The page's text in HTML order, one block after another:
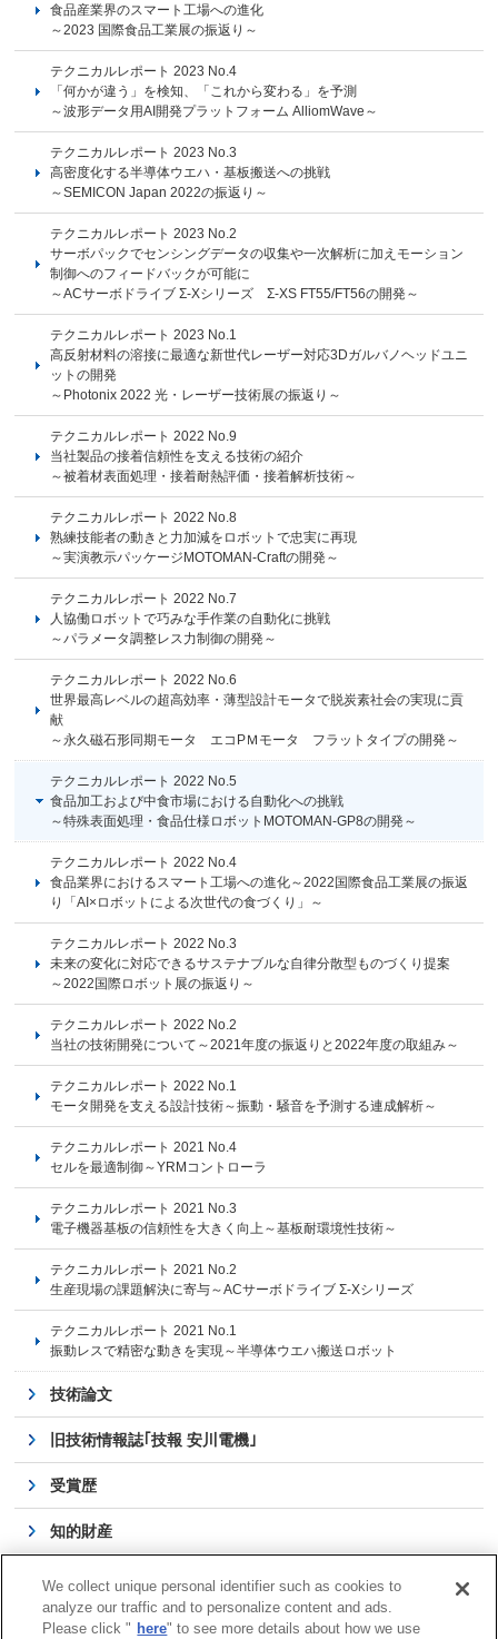
食品産業界のスマート工場への進化
～2023 国際食品工業展の振返り～
テクニカルレポート 2023 No.4
「何かが違う」を検知、「これから変わる」を予測
～波形データ用AI開発プラットフォーム AlliomWave～
テクニカルレポート 2023 No.3
高密度化する半導体ウエハ・基板搬送への挑戦
～SEMICON Japan 2022の振返り～
テクニカルレポート 2023 No.2
サーボパックでセンシングデータの収集や一次解析に加えモーション
制御へのフィードバックが可能に
～ACサーボドライブ Σ-Xシリーズ Σ-XS FT55/FT56の開発～
テクニカルレポート 2023 No.1
高反射材料の溶接に最適な新世代レーザー対応3Dガルバノヘッドユニ
ットの開発
～Photonix 2022 光・レーザー技術展の振返り～
テクニカルレポート 2022 No.9
当社製品の接着信頼性を支える技術の紹介
～被着材表面処理・接着耐熱評価・接着解析技術～
テクニカルレポート 2022 No.8
熟練技能者の動きと力加減をロボットで忠実に再現
～実演教示パッケージMOTOMAN-Craftの開発～
テクニカルレポート 2022 No.7
人協働ロボットで巧みな手作業の自動化に挑戦
～パラメータ調整レス力制御の開発～
テクニカルレポート 2022 No.6
世界最高レベルの超高効率・薄型設計モータで脱炭素社会の実現に貢
献
～永久磁石形同期モータ エコPＭモータ フラットタイプの開発～
テクニカルレポート 2022 No.5
食品加工および中食市場における自動化への挑戦
～特殊表面処理・食品仕様ロボットMOTOMAN-GP8の開発～
テクニカルレポート 2022 No.4
食品業界におけるスマート工場への進化～2022国際食品工業展の振返
り「AI×ロボットによる次世代の食づくり」～
テクニカルレポート 2022 No.3
未来の変化に対応できるサステナブルな自律分散型ものづくり提案
～2022国際ロボット展の振返り～
テクニカルレポート 2022 No.2
当社の技術開発について～2021年度の振返りと2022年度の取組み～
テクニカルレポート 2022 No.1
モータ開発を支える設計技術～振動・騒音を予測する連成解析～
テクニカルレポート 2021 No.4
セルを最適制御～YRMコントローラ
テクニカルレポート 2021 No.3
電子機器基板の信頼性を大きく向上～基板耐環境性技術～
テクニカルレポート 2021 No.2
生産現場の課題解決に寄与～ACサーボドライブ Σ-Xシリーズ
テクニカルレポート 2021 No.1
振動レスで精密な動きを実現～半導体ウエハ搬送ロボット
技術論文
旧技術情報誌｢技報 安川電機｣
受賞歴
知的財産
当社立案の国際規格
公的研究費の運営・管理
We collect unique personal identifier such as cookies to
analyze our traffic and to personalize content and ads.
Please click " here" to see more details about how we use